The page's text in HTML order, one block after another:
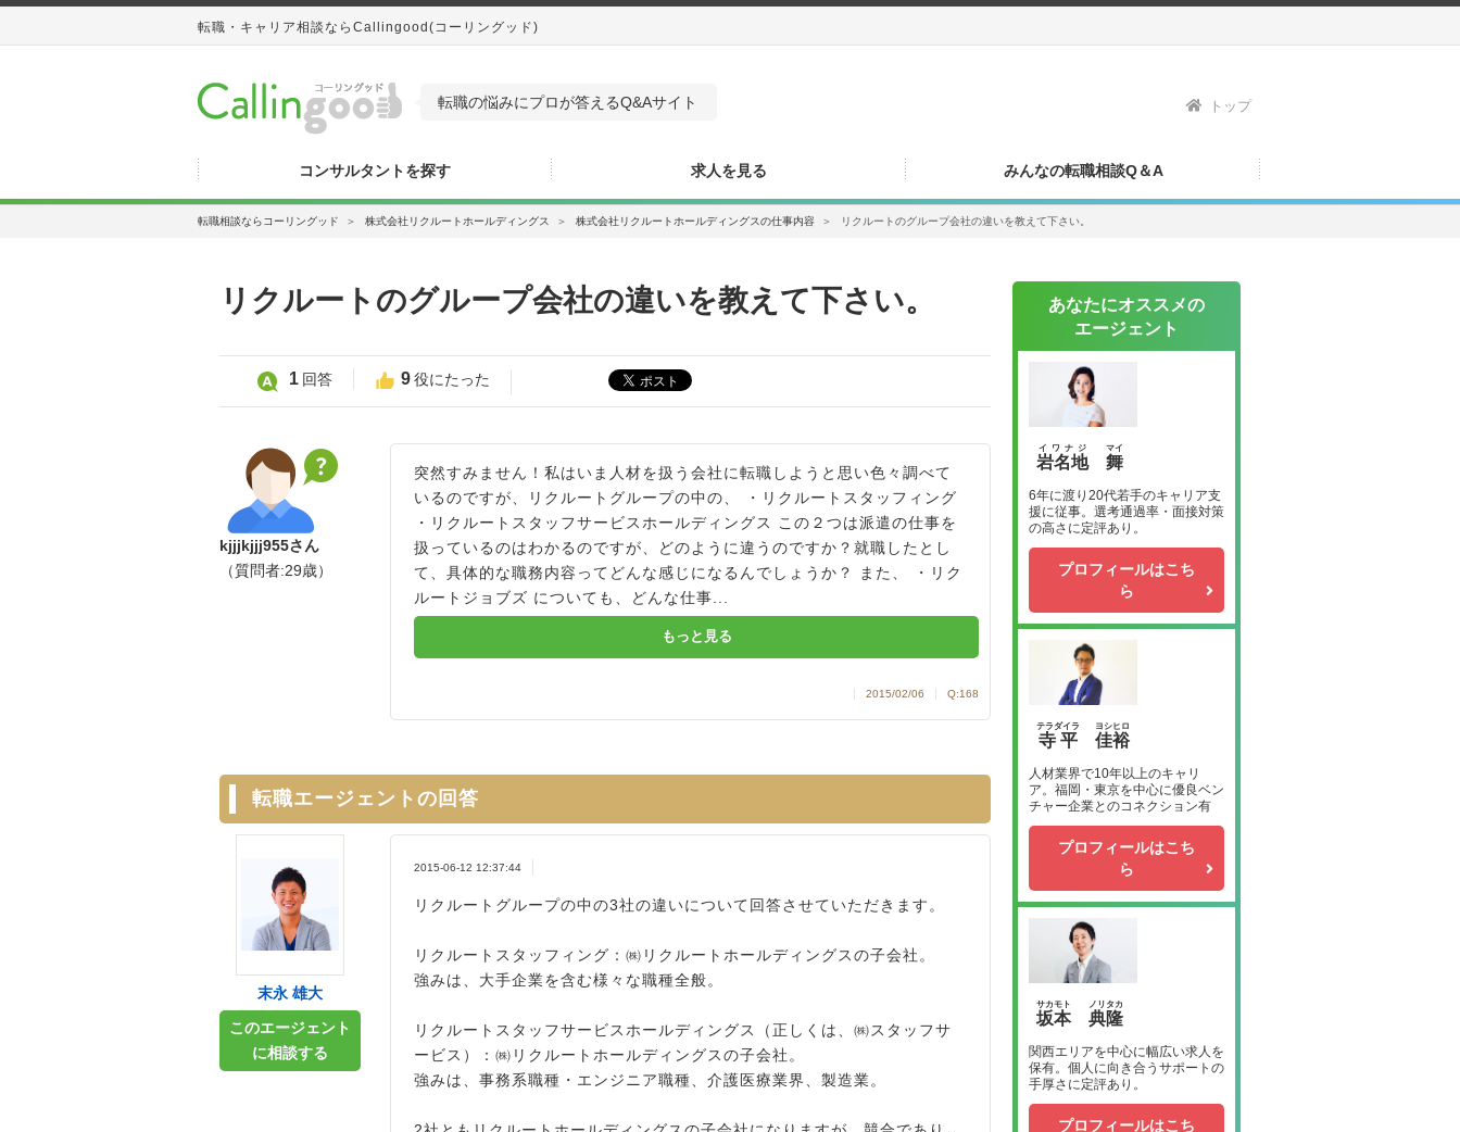
転職・キャリア相談ならCallingood(コーリングッド)
転職の悩みにプロが答えるQ&Aサイト トップ
コンサルタントを探す 求人を見る みんなの転職相談Q＆A
転職相談ならコーリングッド ＞ 株式会社リクルートホールディングス ＞ 株式会社リクルートホールディングスの仕事内容 ＞ リクルートのグループ会社の違いを教えて下さい。
リクルートのグループ会社の違いを教えて下さい。
1 回答 9役にたった
突然すみません！私はいま人材を扱う会社に転職しようと思い色々調べて
いるのですが、リクルートグループの中の、 ・リクルートスタッフィング
・リクルートスタッフサービスホールディングス この２つは派遣の仕事を
扱っているのはわかるのですが、どのように違うのですか？就職したとし
て、具体的な職務内容ってどんな感じになるんでしょうか？ また、 ・リク
ルートジョブズ についても、どんな仕事...
もっと見る
2015/02/06 Q:168
kjjjkjjj955さん
（質問者:29歳）
転職エージェントの回答
2015-06-12 12:37:44
リクルートグループの中の3社の違いについて回答させていただきます。
リクルートスタッフィング：㈱リクルートホールディングスの子会社。
強みは、大手企業を含む様々な職種全般。
リクルートスタッフサービスホールディングス（正しくは、㈱スタッフサ
ービス）：㈱リクルートホールディングスの子会社。
強みは、事務系職種・エンジニア職種、介護医療業界、製造業。
末永 雄大
このエージェント
に相談する
あなたにオススメの
エージェント
岩名地
イワナジ
舞
マイ
6年に渡り20代若手のキャリア支
援に従事。選考通過率・面接対策
の高さに定評あり。
プロフィールはこち
ら
寺平
テラダイラ
佳裕
ヨシヒロ
人材業界で10年以上のキャリ
ア。福岡・東京を中心に優良ベン
チャー企業とのコネクション有
プロフィールはこち
ら
坂本
サカモト
典隆
ノリタカ
関西エリアを中心に幅広い求人を
保有。個人に向き合うサポートの
手厚さに定評あり。
プロフィールはこち